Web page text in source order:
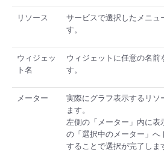
リソース
サービスで選択したメニュ
す。
ウィジェッ
ト名
ウィジェットに任意の名前
す。
メーター
実際にグラフ表示するリソ
ます。
左側の「メーター」内に表
の「選択中のメーター」へ
することで選択が完了しま